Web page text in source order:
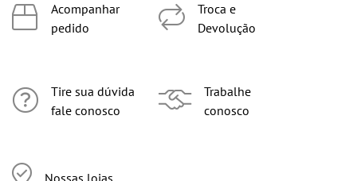
Acompanhar
pedido
Tire sua dúvida
fale conosco
Nossas lojas
Troca e
Devolução
Trabalhe
conosco